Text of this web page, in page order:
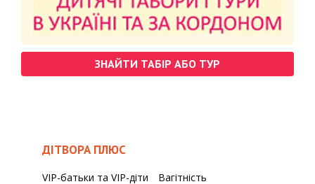
ЗНАЙТИ ТАБІР АБО ТУР
ДІТВОРА ПЛЮС
VIP-батьки та VIP-діти
Вагітність